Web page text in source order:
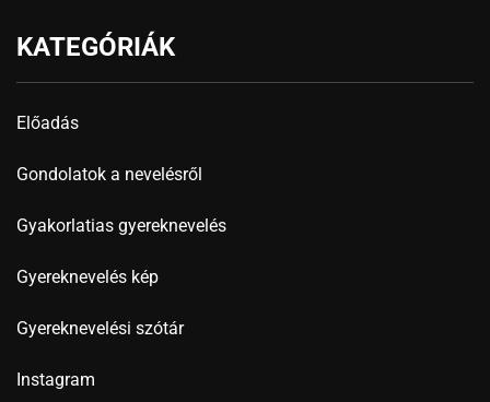
KATEGÓRIÁK
Előadás
Gondolatok a nevelésről
Gyakorlatias gyereknevelés
Gyereknevelés kép
Gyereknevelési szótár
Instagram